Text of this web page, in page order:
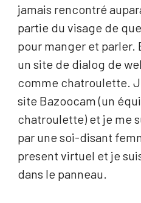
jamais rencontré
partie du visage de
pour manger et parler.
un site de dialog de
comme chatroulette.
site Bazoocam (un
chatroulette) et je me
par une soi-disant
present virtuel et je
dans le panneau.